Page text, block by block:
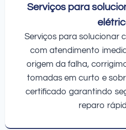
Serviços para
Serviços para solucionar
com atendimento
origem da falha,
tomadas em curto e
certificado garantindo
reparo